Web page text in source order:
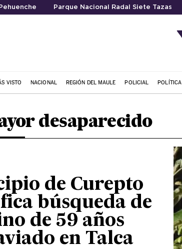
Parque Nacional Radal Siete Tazas
VISTO NACIONAL REGIÓN DEL MAULE POLICIAL POLÍTICA
desaparecido
de Curepto
búsqueda de
de 59 años
en Talca